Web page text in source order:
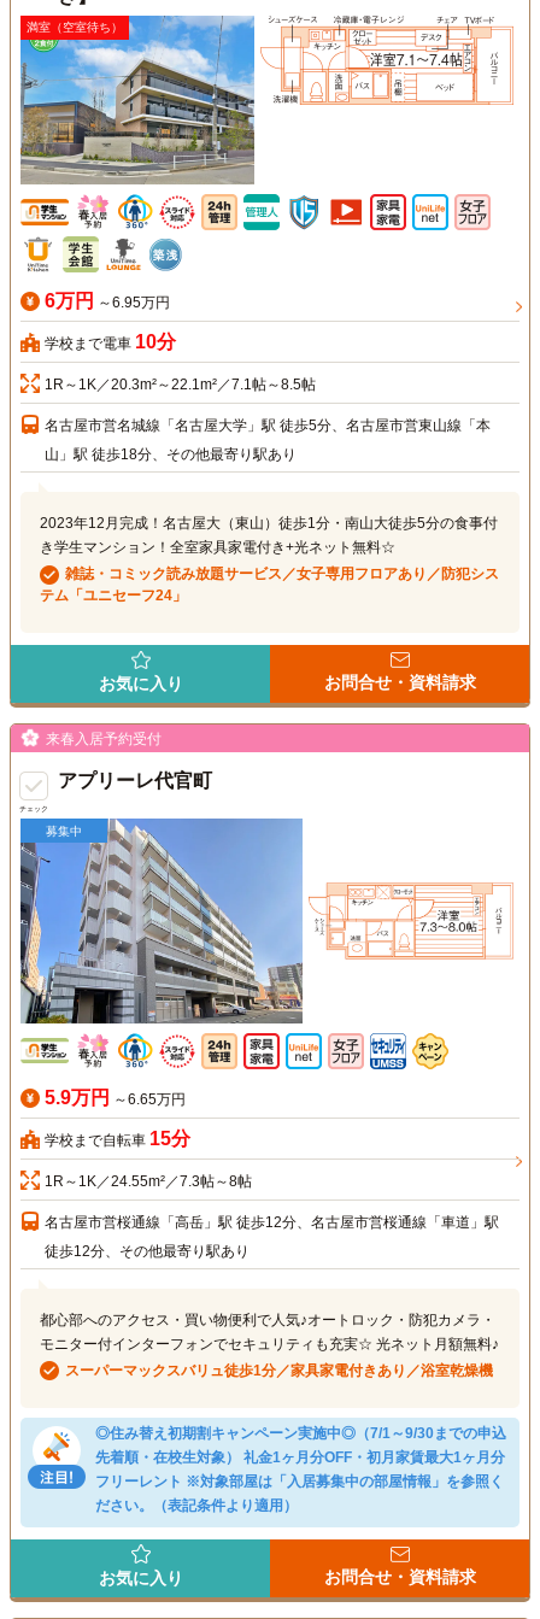
満室（空室待ち）
6万円 ～6.95万円
学校まで電車 10分
1R～1K／20.3m²～22.1m²／7.1帖～8.5帖
名古屋市営名城線「名古屋大学」駅 徒歩5分、名古屋市営東山線「本
山」駅 徒歩18分、その他最寄り駅あり
2023年12月完成！名古屋大（東山）徒歩1分・南山大徒歩5分の食事付
き学生マンション！全室家具家電付き+光ネット無料☆
雑誌・コミック読み放題サービス／女子専用フロアあり／防犯シス
テム「ユニセーフ24」
お気に入り お問合せ・資料請求
チェック
来春入居予約受付
アプリーレ代官町
募集中
5.9万円 ～6.65万円
学校まで自転車 15分
1R～1K／24.55m²／7.3帖～8帖
名古屋市営桜通線「高岳」駅 徒歩12分、名古屋市営桜通線「車道」駅
徒歩12分、その他最寄り駅あり
都心部へのアクセス・買い物便利で人気♪オートロック・防犯カメラ・
モニター付インターフォンでセキュリティも充実☆ 光ネット月額無料♪
スーパーマックスバリュ徒歩1分／家具家電付きあり／浴室乾燥機
◎住み替え初期割キャンペーン実施中◎（7/1～9/30までの申込
先着順・在校生対象） 礼金1ヶ月分OFF・初月家賃最大1ヶ月分
フリーレント ※対象部屋は「入居募集中の部屋情報」を参照く
ださい。（表記条件より適用）
お気に入り お問合せ・資料請求